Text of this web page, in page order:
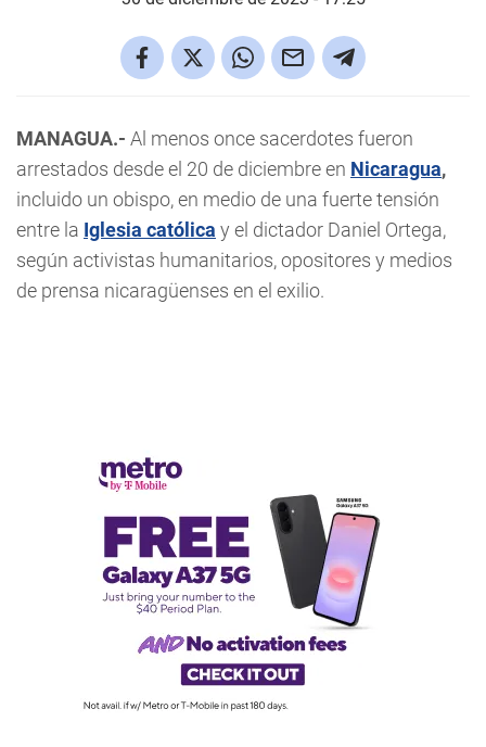
MANAGUA.- Al menos once sacerdotes fueron
arrestados desde el 20 de diciembre en Nicaragua,
incluido un obispo, en medio de una fuerte tensión
entre la Iglesia católica y el dictador Daniel Ortega,
según activistas humanitarios, opositores y medios
de prensa nicaragüenses en el exilio.